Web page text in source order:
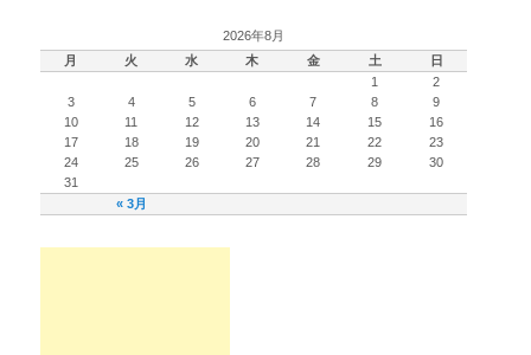
2026年8月
月
火 水 木 金 土 日
« 3月
1
2
3
4 5 6 7 8
9
10
11 12 13 14 15
16
17
18 19 20 21 22
23
24
25 26 27 28 29
30
31